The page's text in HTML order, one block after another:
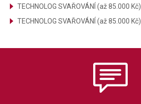
TECHNOLOG SVAŘOVÁNÍ (až 85.000 Kč)
TECHNOLOG SVAŘOVÁNÍ (až 85.000 Kč)